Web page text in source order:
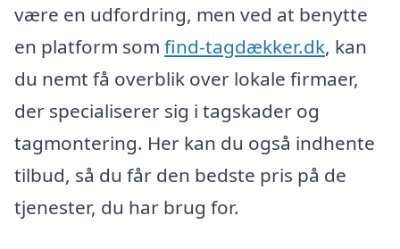
være en udfordring, men ved at benytte
en platform som find-tagdækker.dk, kan
du nemt få overblik over lokale firmaer,
der specialiserer sig i tagskader og
tagmontering. Her kan du også indhente
tilbud, så du får den bedste pris på de
tjenester, du har brug for.